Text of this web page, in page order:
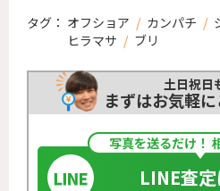
タグ： オフショア / カンパチ /
ヒラマサ / ブリ
土日祝日
まずはお気軽
写真を送るだけ！
LINE査